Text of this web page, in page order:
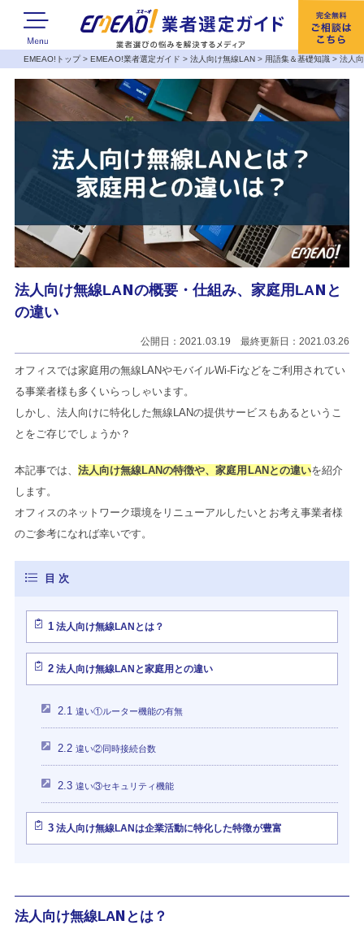
EMEAO!トップ>EMEAO!業者選定ガイド > 法人向け無線LAN > 用語集＆基礎知識 >法人
法人向け無線LANの概要・仕組み、家庭用LANと
の違い
公開日：2021.03.19 最終更新日：2021.03.26
オフィスでは家庭用の無線LANやモバイルWi-Fiなどをご利用されてい
る事業者様も多くいらっしゃいます。
しかし、法人向けに特化した無線LANの提供サービスもあるというこ
とをご存じでしょうか？
本記事では、法人向け無線LANの特徴や、家庭用LANとの違いを紹介
します。
オフィスのネットワーク環境をリニューアルしたいとお考え事業者様
のご参考になれば幸いです。
1法人向け無線LANとは？
2法人向け無線LANと家庭用との違い
2.1 違い①ルーター機能の有無
2.2 違い②同時接続台数
2.3 違い③セキュリティ機能
3法人向け無線LANは企業活動に特化した特徴が豊富
法人向け無線LANとは？